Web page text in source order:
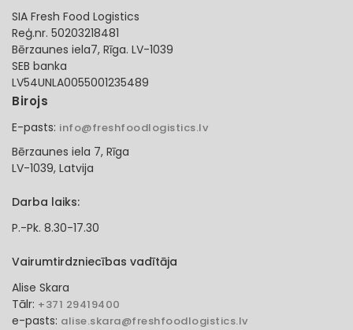
SIA Fresh Food Logistics
Reģ.nr. 50203218481
Bērzaunes iela7, Rīga. LV-1039
SEB banka
LV54UNLA0055001235489
Birojs
E-pasts: info@freshfoodlogistics.lv
Bērzaunes iela 7, Rīga
LV-1039, Latvija
Darba laiks:
P.-Pk. 8.30-17.30
Vairumtirdzniecības vadītāja
Alise Skara
Tālr: +371 29419400
e-pasts: alise.skara@freshfoodlogistics.lv